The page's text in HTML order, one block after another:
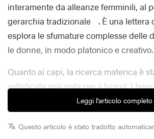
interamente da alleanze femminili, al
gerarchia tradizionale
. È una lettera
esplora le sfumature complesse delle
le donne, in modo platonico e creativo.
Quanto ai capi, la ricerca materica è
sofisticata mai vista per il brand.I
strappati e bruciati prima di essere
incrostazioni di perle d’acqua dolce
marchio ha inoltre debuttato con una
Leggi l'articolo completo
Questo articolo è stato tradotto